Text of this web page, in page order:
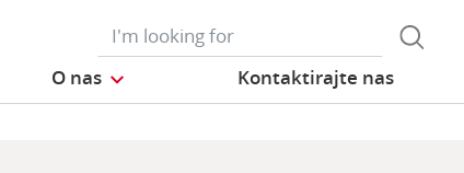
O nas Kontaktirajte nas